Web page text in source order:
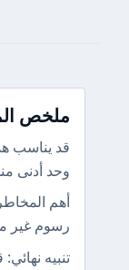
ملخص
قد يناسب
وحد أدنى
أهم
رسوم غير
تنبيه